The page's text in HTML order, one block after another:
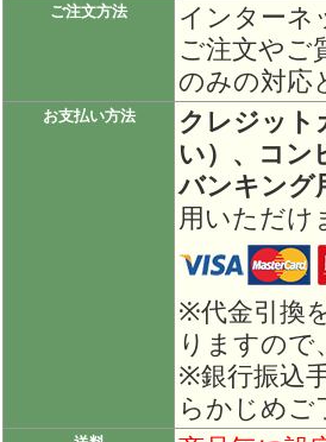
ご注文方法
インターネ
ご注文やご
のみの対応
お支払い方法
クレジット
い）、コン
バンキング
用いただけ
※代金引換
りますので
※銀行振込
らかじめご